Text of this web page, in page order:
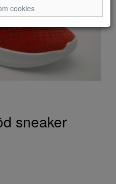
sneaker
cookies